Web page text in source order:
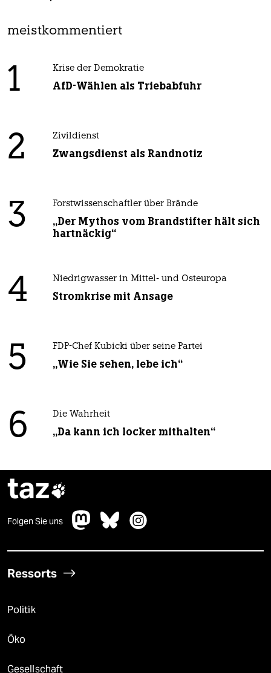
meistkommentiert
1 Krise der Demokratie
AfD-Wählen als Triebabfuhr
2 Zivildienst
Zwangsdienst als Randnotiz
3 Forstwissenschaftler über Brände
„Der Mythos vom Brandstifter hält sich
hartnäckig“
4 Niedrigwasser in Mittel- und Osteuropa
Stromkrise mit Ansage
5 FDP-Chef Kubicki über seine Partei
„Wie Sie sehen, lebe ich“
6 Die Wahrheit
„Da kann ich locker mithalten“
taz
Folgen Sie uns
Ressorts
Politik
Öko
Gesellschaft